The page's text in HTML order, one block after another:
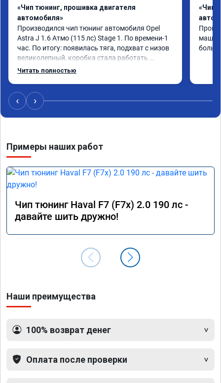
«Чип тюнинг, прошивка двигателя
автомобиля»
Производился чип тюнинг автомобиля Opel
Astra J 1.6 Атмо (115 лс) Stage 1. По времени-1
час. По итогу: появилась тяга, подхват с низов
великолепный, коробка стала работать
плавнее. На трассе быстрее скидывает
Рекомендую компанию!
Номер сертификата: А011870 от 06.01.2026
Читать полностью
«Чип
‹ ›
Примеры наших работ
Чип тюнинг Haval F7 (F7x) 2.0 190 лс -
давайте шить дружно!
Наши преимущества
100% возврат денег
Оплата после проверки